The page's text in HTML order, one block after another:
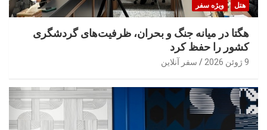
هتل ویژه سفر
هگتا در میانه جنگ و بحران، ظرفیت‌های گردشگری
کشور را حفظ کرد
9 ژوئن 2026 سفر آنلاین